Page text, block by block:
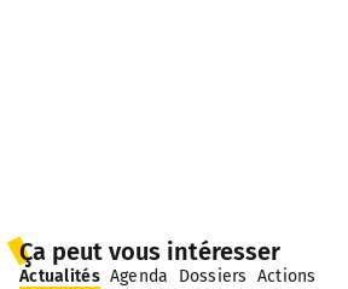
Ça peut vous intéresser
Actualités Agenda Dossiers Actions